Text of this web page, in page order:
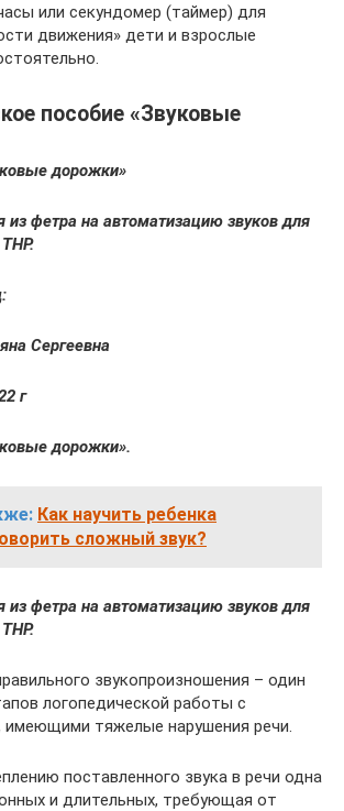
или секундомер (таймер) для
движения» дети и взрослые
пособие «Звуковые
дорожки»
из фетра на автоматизацию звуков для
Сергеевна
г
дорожки».
Как научить ребенка
сложный звук?
из фетра на автоматизацию звуков для
звукопроизношения – один
логопедической работы с
имеющими тяжелые нарушения речи.
поставленного звука в речи одна
и длительных, требующая от